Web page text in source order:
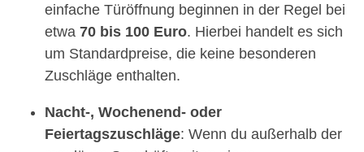
einfache Türöffnung beginnen in der Regel bei
etwa 70 bis 100 Euro. Hierbei handelt es sich
um Standardpreise, die keine besonderen
Zuschläge enthalten.
Nacht-, Wochenend- oder
Feiertagszuschläge: Wenn du außerhalb der